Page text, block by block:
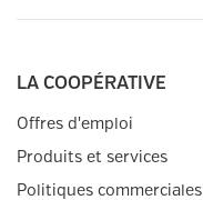
LA COOPÉRATIVE
Offres d'emploi
Produits et services
Politiques commerciales